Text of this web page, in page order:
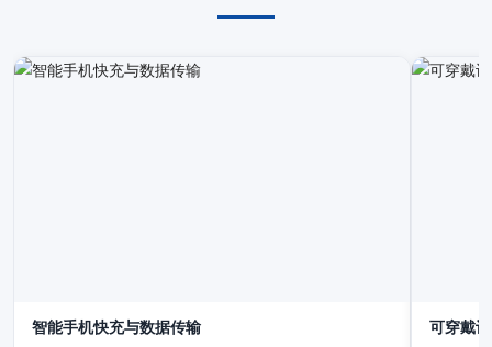
智能手机快充与数据传输 可穿戴